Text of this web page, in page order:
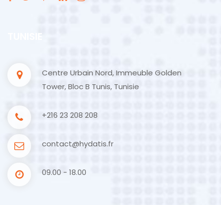
TUNISIE
Centre Urbain Nord, Immeuble Golden
Tower, Bloc B Tunis, Tunisie
+216 23 208 208
contact@hydatis.fr
09.00 - 18.00